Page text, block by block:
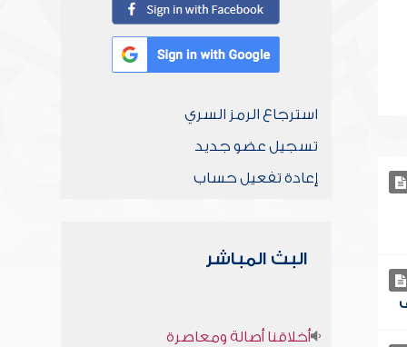
استرجاع الرمز السري
تسجيل عضو جديد
إعادة تفعيل حساب
البث المباشر
أخلاقنا أصالة ومعاصرة